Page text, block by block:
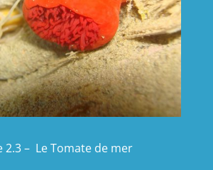
2.3 – Le Tomate de mer